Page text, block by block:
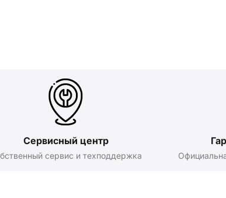
Сервисный центр
сервис и техподдержка